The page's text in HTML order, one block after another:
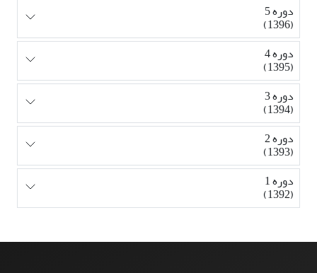
دوره 5
(1396)
دوره 4
(1395)
دوره 3
(1394)
دوره 2
(1393)
دوره 1
(1392)